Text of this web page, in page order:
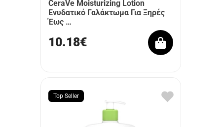
CeraVe Moisturizing Lotion
Ενυδατικό Γαλάκτωμα Για Ξηρές
Έως …
10.18€
Top Seller